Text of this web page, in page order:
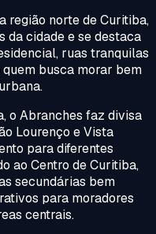
região norte de Curitiba,
da cidade e se destaca
ruas tranquilas
busca morar bem
o Abranches faz divisa
Lourenço e Vista
para diferentes
ao Centro de Curitiba,
secundárias bem
para moradores
centrais.